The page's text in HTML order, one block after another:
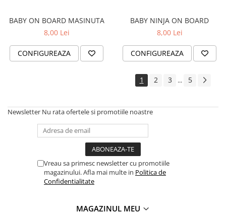
BABY ON BOARD MASINUTA
8,00 Lei
CONFIGUREAZA
BABY NINJA ON BOARD
8,00 Lei
CONFIGUREAZA
1 2 3 ... 5
Newsletter Nu rata ofertele si promotiile noastre
Vreau sa primesc newsletter cu promotiile
magazinului. Afla mai multe in Politica de
Confidentialitate
MAGAZINUL MEU